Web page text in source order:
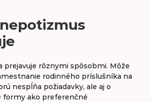
prejavuje rôznymi spôsobmi. Môže
rodinného príslušníka na
nespĺňa požiadavky, ale aj o
formy ako preferenčné